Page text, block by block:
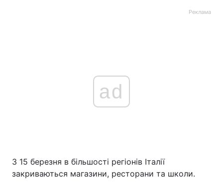
Головна Війна
Реклама
ad
З 15 березня в більшості регіонів Італії
закриваються магазини, ресторани та школи.